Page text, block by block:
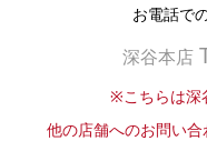
お電話で
深谷本店
※こちらは深
他の店舗へのお問い合